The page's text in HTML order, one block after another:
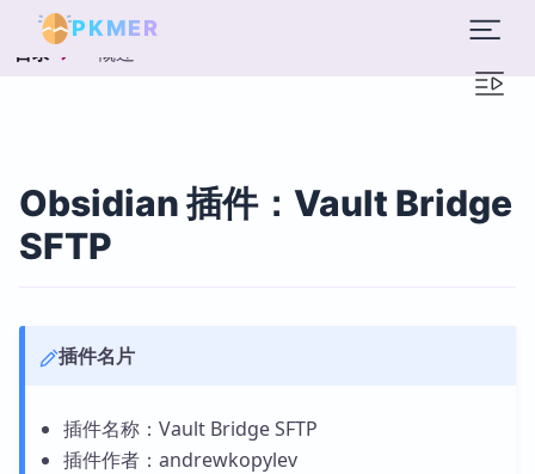
PKMER
目录 概述
Obsidian 插件：Vault Bridge
SFTP
插件名片
插件名称：Vault Bridge SFTP
插件作者：andrewkopylev